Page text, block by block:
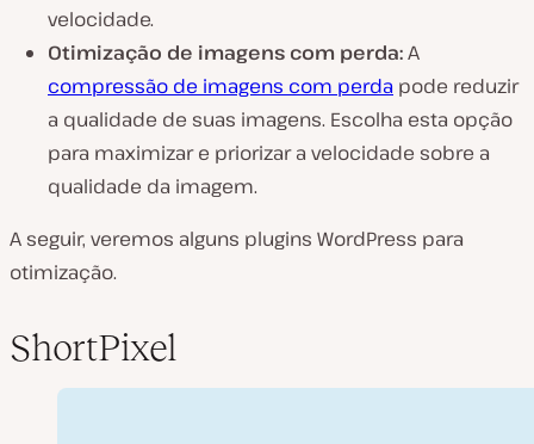
velocidade.
Otimização de imagens com perda:A
compressão de imagens com perda pode reduzir
a qualidade de suas imagens. Escolha esta opção
para maximizar e priorizar a velocidade sobre a
qualidade da imagem.
A seguir, veremos alguns plugins WordPress para
otimização.
ShortPixel